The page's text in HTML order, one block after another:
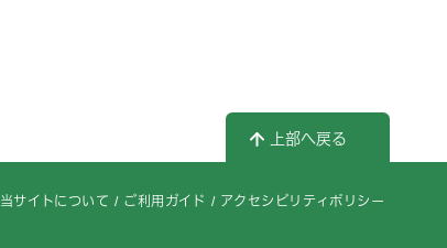
上部へ戻る
当サイトについて ご利用ガイド アクセシビリティポリシー